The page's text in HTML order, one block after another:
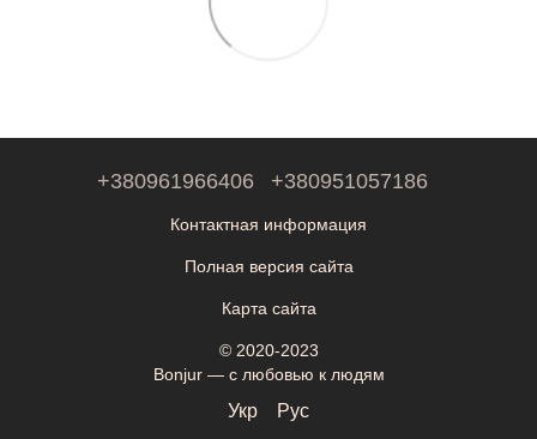
+380961966406 +380951057186
Контактная информация
Полная версия сайта
Карта сайта
© 2020-2023
Bonjur — с любовью к людям
Укр Рус